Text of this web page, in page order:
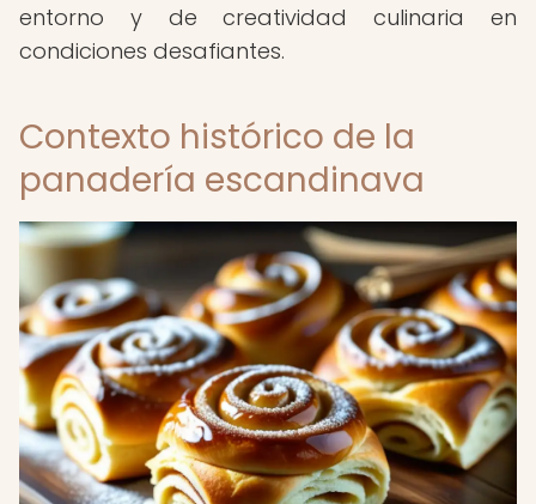
entorno y de creatividad culinaria en
condiciones desafiantes.
Contexto histórico de la
panadería escandinava